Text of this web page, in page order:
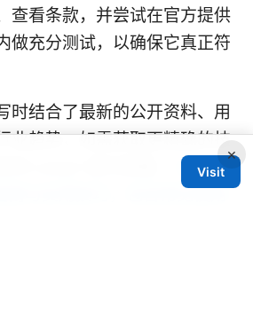
查看条款，并尝试在官方提供
做充分测试，以确保它真正符
时结合了最新的公开资料、用
业趋势，如需获取更精确的技
问 Levpn 官方资源。
Ikuuu
与实用技巧，包含常见使用
×
Visit